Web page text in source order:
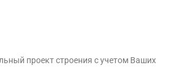
проект строения с учетом Ваших